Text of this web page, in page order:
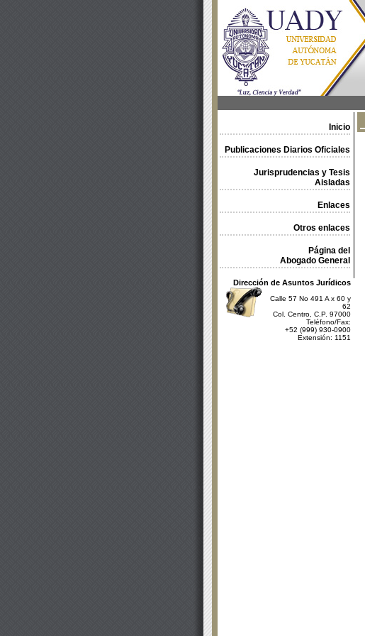
Inicio
Publicaciones Diarios Oficiales
Jurisprudencias y Tesis
Aisladas
Enlaces
Otros enlaces
Página del
Abogado General
Dirección de Asuntos Jurídicos
Calle 57 No 491 A x 60 y
62
Col. Centro, C.P. 97000
Teléfono/Fax:
+52 (999) 930-0900
Extensión: 1151